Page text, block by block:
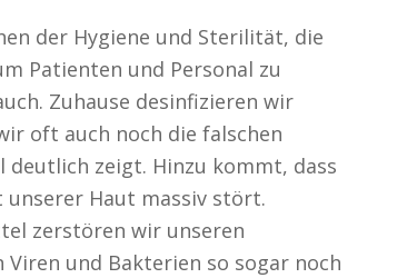
der Hygiene und Sterilität, die
Patienten und Personal zu
Zuhause desinfizieren wir
oft auch noch die falschen
deutlich zeigt. Hinzu kommt, dass
unserer Haut massiv stört.
zerstören wir unseren
und Bakterien so sogar noch